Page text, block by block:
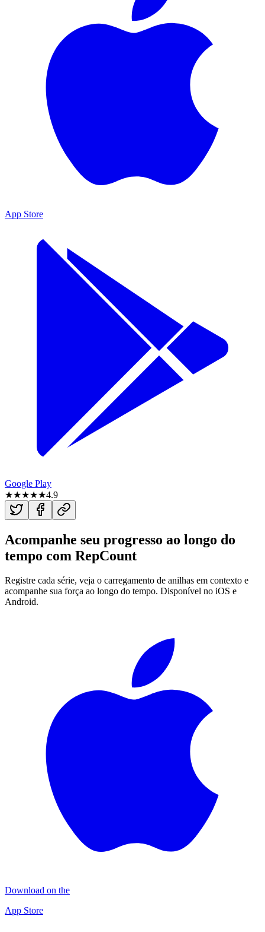
App Store
Google Play
★★★★★4.9
Acompanhe seu progresso ao longo do
tempo com RepCount
Registre cada série, veja o carregamento de anilhas em contexto e
acompanhe sua força ao longo do tempo. Disponível no iOS e
Android.
Download on the
App Store